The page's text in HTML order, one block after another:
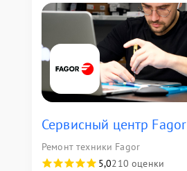
Сервисный центр Fagor
Ремонт техники Fagor
5,0210 оценки